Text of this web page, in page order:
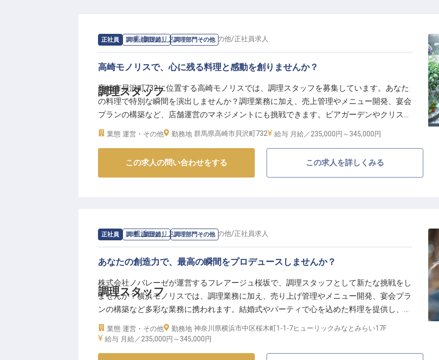
正社員 調理（調理師） 調理部門その他
調理スタッフ
求人情報：高崎モノリスの調理部門その他/正社員求人
高崎モノリスで、心に残る料理と感動を創りませんか？
高崎市貝沢町732に位置する高崎モノリスでは、調理スタッフを募集しています。あなた
の料理で特別な瞬間を演出しませんか？調理業務に加え、売上管理やメニュー開発、宴会
プランの構築など、店舗運営のマネジメントにも挑戦できます。ビアガーデンやクリスマ
スディナー、結婚式など、多彩なイベントでお客様の心をつかむ料理を提供してくださ
い。経験を活かし、多彩なスキルを磨きたい方、大歓迎です！月給235,000円～345,000
※2025年05月19日時点の情報です
業態 運営・その他 勤務地 群馬県高崎市貝沢町732 給与 月給／235,000円～ 345,000円
この求人の問い合わせをする この求人を詳しくみる
正社員 調理（調理師） 調理部門その他
調理スタッフ
求人情報：横浜モノリスの調理部門その他/正社員求人
あなたの創造力で、最高の瞬間をプロデュースしませんか？
株式会社ノバレーゼが運営するフレアージュ桜坂で、調理スタッフとして新たな挑戦をし
ませんか？横浜モノリスでは、調理業務に加え、売り上げ管理やメニュー開発、宴会プラ
ンの構築など多彩な業務に携われます。結婚式やパーティで心を込めた料理を提供し、特
別な時間を演出するやりがいあるポジションです。実務経験者歓迎！月給235,000円～
345,000円、正社員としてあなたのスキルを活かしてください。
業態 運営・その他 勤務地 神奈川県横浜市中区桜木町1-1-7ヒューリックみなとみらい17F
給与 月給／235,000円～ 345,000円